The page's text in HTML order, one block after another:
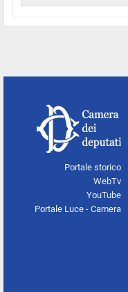
Portale storico
WebTv
YouTube
Portale Luce - Camera